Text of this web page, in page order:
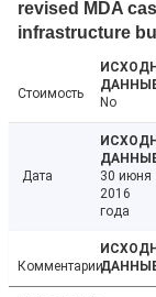
revised MDA
infrastructure
Стоимость
No
Дата
30 июня
2016
года
Комментарии